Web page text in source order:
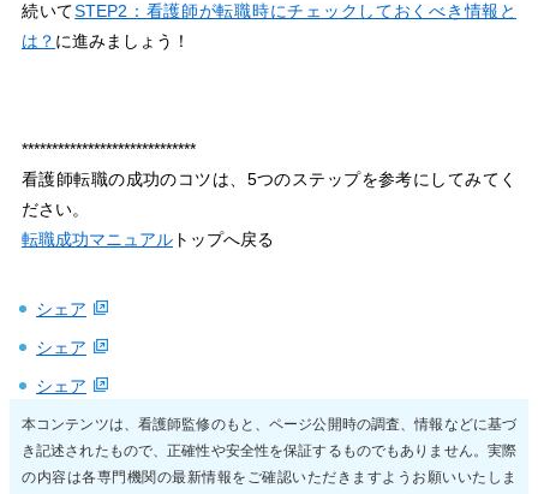
続いてSTEP2：看護師が転職時にチェックしておくべき情報と
は？ に進みましょう！
*****************************
看護師転職の成功のコツは、5つのステップを参考にしてみてく
ださい。
転職成功マニュアル トップへ戻る
シェア
シェア
シェア
本コンテンツは、看護師監修のもと、ページ公開時の調査、情報などに基づ
き記述されたもので、正確性や安全性を保証するものでもありません。実際
の内容は各専門機関の最新情報をご確認いただきますようお願いいたしま